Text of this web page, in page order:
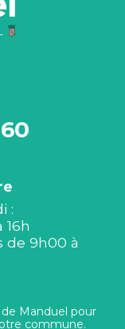
:
16h
de 9h00 à
de Manduel pour
commune.